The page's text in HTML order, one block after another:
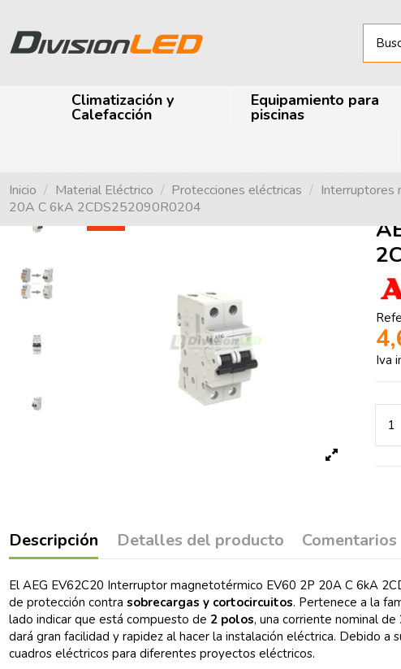
Climatización y
Calefacción
Equipamiento para
piscinas
Inicio Material Eléctrico Protecciones eléctricas Interruptores
20A C 6kA 2CDS252090R0204
Iva
Descripción Detalles del producto Comentarios
El AEG EV62C20 Interruptor magnetotérmico EV60 2P 20A C 6kA
de protección contrasobrecargas y cortocircuitos. Pertenece a la
lado indicar que está compuesto de 2 polos, una corriente nominal de
dará gran facilidad y rapidez al hacer la instalación eléctrica. Debido
cuadros eléctricos para diferentes proyectos eléctricos.